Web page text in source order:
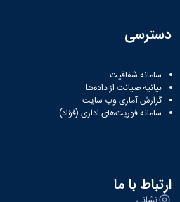
نامه ها
و
آئین
نامه
نامه
های
پژوهشی
دسترسی
سامانه شفافیت
بیانیه صیانت از داده‌ها
گزارش آماری وب‌ سایت
سامانه فوریت‌های اداری (فؤاد)
ارتباط با ما